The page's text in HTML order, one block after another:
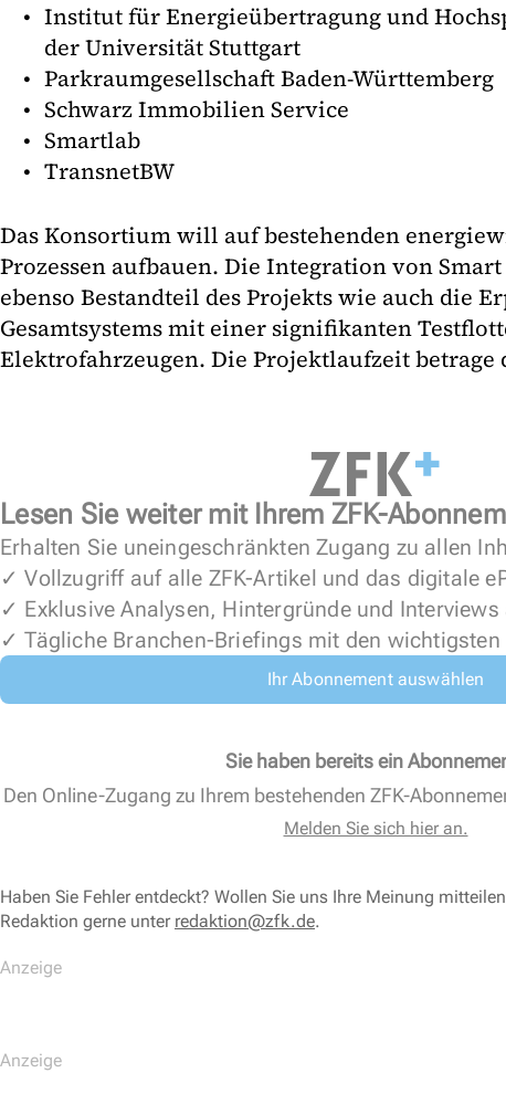
Institut für Energieübertragung und
der Universität Stuttgart
Parkraumgesellschaft Baden-Württemberg
Schwarz Immobilien Service
Smartlab
TransnetBW
Das Konsortium will auf bestehenden
Prozessen aufbauen. Die Integration von
ebenso Bestandteil des Projekts wie auch die
Gesamtsystems mit einer signifikanten
Elektrofahrzeugen. Die Projektlaufzeit betrage
Lesen Sie weiter mit Ihrem ZFK-
Erhalten Sie uneingeschränkten Zugang zu allen
✓ Vollzugriff auf alle ZFK-Artikel und das digitale
✓ Exklusive Analysen, Hintergründe und
✓ Tägliche Branchen-Briefings mit den wichtigsten
Ihr Abonnement auswählen
Sie haben bereits ein
Den Online-Zugang zu Ihrem bestehenden ZFK-
Melden Sie sich hier an.
Haben Sie Fehler entdeckt? Wollen Sie uns Ihre Meinung
Redaktion gerne unter redaktion@zfk.de.